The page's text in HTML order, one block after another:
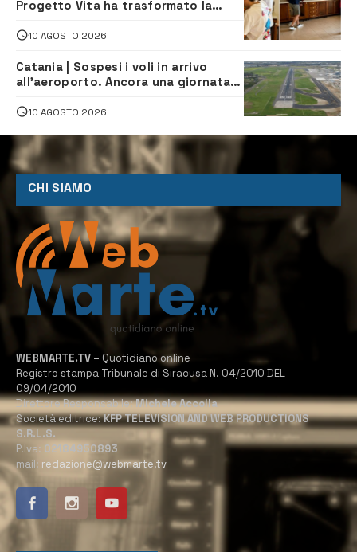
Progetto Vita ha trasformato la
indipendenza
10 AGOSTO 2026
Catania | Sospesi i voli in arrivo
all’aeroporto. Ancora una giornata
10 AGOSTO 2026
CHI SIAMO
WEBMARTE.TV – Quotidiano online
Registro stampa Tribunale di Siracusa N. 04/2010 DEL
09/04/2010
Direttore Responsabile:Michele Accolla
Società editrice:KFP TELEVISION AND WEB PRODUCTIONS
S.R.L.S.
P.Iva: 02184950893
mail: redazione@webmarte.tv